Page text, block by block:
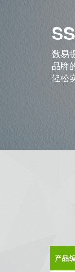
数易
品牌
轻松
产品